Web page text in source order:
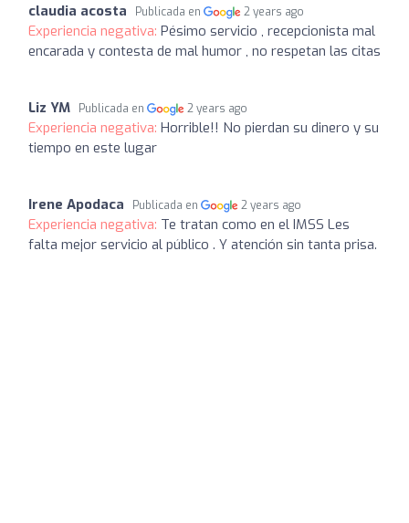
claudia acosta Publicada en 2 years ago
Experiencia negativa: Pésimo servicio , recepcionista mal
encarada y contesta de mal humor , no respetan las citas
Liz YM Publicada en 2 years ago
Experiencia negativa: Horrible!! No pierdan su dinero y su
tiempo en este lugar
Irene Apodaca Publicada en 2 years ago
Experiencia negativa: Te tratan como en el IMSS Les
falta mejor servicio al público . Y atención sin tanta prisa.